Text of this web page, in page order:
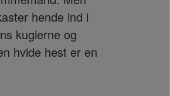
hende ind i
kuglerne og
hvide hest er en